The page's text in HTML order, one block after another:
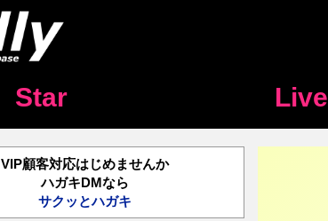
Star Live
VIP顧客対応はじめませんか
ハガキDMなら
サクッとハガキ